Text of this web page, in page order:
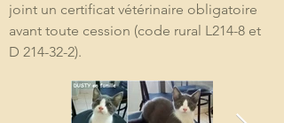
joint un certificat vétérinaire obligatoire
avant toute cession (code rural L214-8 et
D 214-32-2).